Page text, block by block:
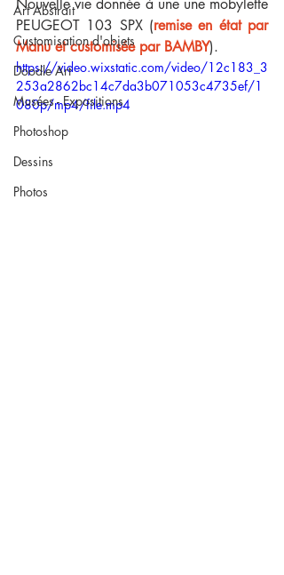
Art Abstrait
Customisation d'objets
Doodle Art
Musées - Expositions
Photoshop
Dessins
Photos
Nouvelle vie donnée à une une mobylette
PEUGEOT 103 SPX (remise en état par
Manu et customisée par BAMBY).
https://video.wixstatic.com/video/12c183_3
253a2862bc14c7da3b071053c4735ef/1
080p/mp4/file.mp4